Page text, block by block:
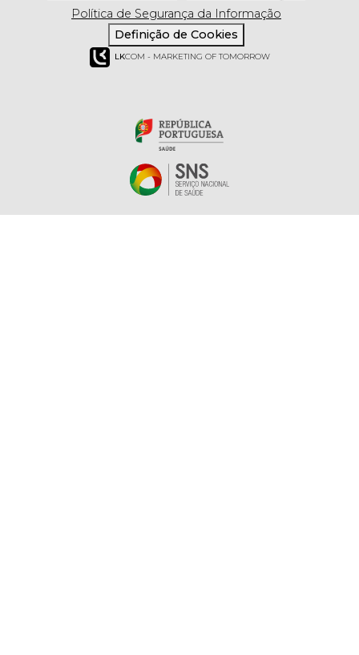
Política de Segurança da Informação
Definição de Cookies
LKCOM - MARKETING OF TOMORROW